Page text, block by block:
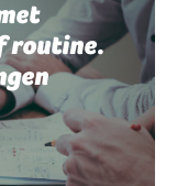
routine.